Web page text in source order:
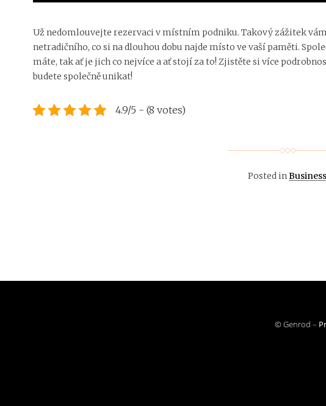
Už nedomlouvejte rezervaci v místním podniku. Takový zážitek
netradičního, co si na dlouhou dobu najde místo ve vaší paměti.
máte, tak ať je jich co nejvíce a ať stojí za to! Zjistěte si více
budete společně unikat!
4.9/5 - (8 votes)
Posted inBusiness
© Genrod –